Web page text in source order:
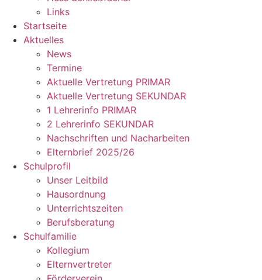
Links
Startseite
Aktuelles
News
Termine
Aktuelle Vertretung PRIMAR
Aktuelle Vertretung SEKUNDAR
1 Lehrerinfo PRIMAR
2 Lehrerinfo SEKUNDAR
Nachschriften und Nacharbeiten
Elternbrief 2025/26
Schulprofil
Unser Leitbild
Hausordnung
Unterrichtszeiten
Berufsberatung
Schulfamilie
Kollegium
Elternvertreter